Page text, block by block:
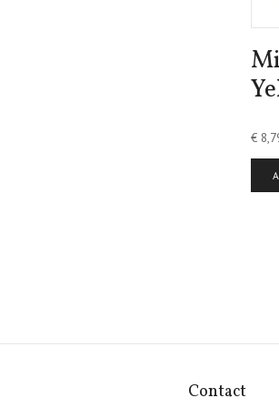
€
Contact